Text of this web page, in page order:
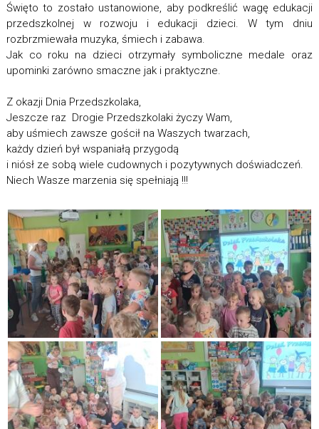
Święto to zostało ustanowione, aby podkreślić wagę edukacji
przedszkolnej w rozwoju i edukacji dzieci. W tym dniu
rozbrzmiewała muzyka, śmiech i zabawa.
Jak co roku na dzieci otrzymały symboliczne medale oraz
upominki zarówno smaczne jak i praktyczne.
Z okazji Dnia Przedszkolaka,
Jeszcze raz Drogie Przedszkolaki życzy Wam,
aby uśmiech zawsze gościł na Waszych twarzach,
każdy dzień był wspaniałą przygodą
i niósł ze sobą wiele cudownych i pozytywnych doświadczeń.
Niech Wasze marzenia się spełniają !!!